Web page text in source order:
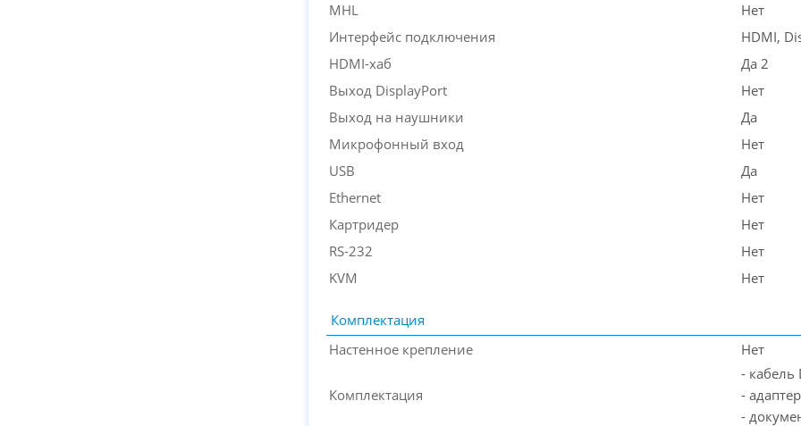
MHL
Нет
Интерфейс подключения
HDMI,
HDMI-хаб
Да 2
Выход DisplayPort
Нет
Выход на наушники
Да
Микрофонный вход
Нет
USB
Да
Ethernet
Нет
Картридер
Нет
RS-232
Нет
KVM
Нет
Комплектация
Настенное крепление
Нет
Комплектация
- кабель
-
-